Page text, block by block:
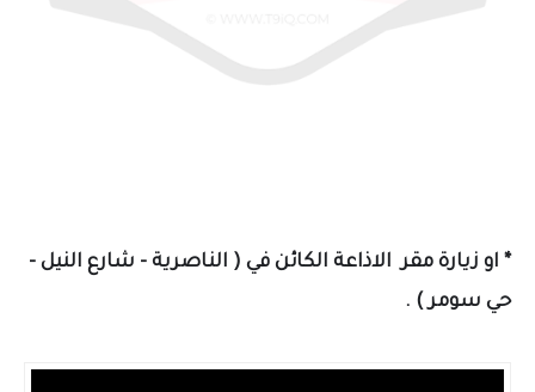
* او زيارة مقر الاذاعة الكائن في ( الناصرية - شارع النيل -
حي سومر ) .